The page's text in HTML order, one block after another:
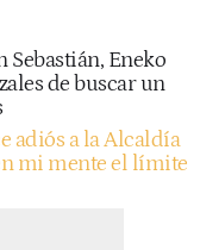
Sebastián, Eneko
de buscar un
adiós a la Alcaldía
mi mente el límite